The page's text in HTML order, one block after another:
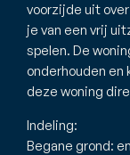
voorzijde uit
je van een vrij
spelen. De
onderhouden
deze woning
Indeling:
Begane grond: